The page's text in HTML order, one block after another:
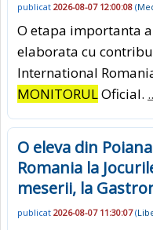
publicat 2026-08-07 12:00:08 (
O etapa importanta
elaborata cu
International
MONITORULOficial.
O eleva din
Romania la
meserii, la
publicat 2026-08-07 11:30:07(